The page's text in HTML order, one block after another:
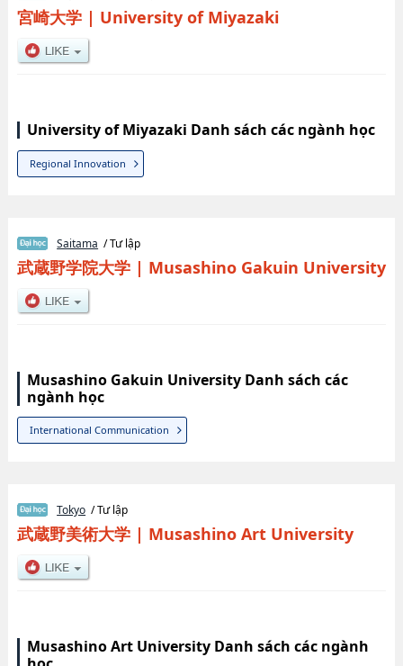
宮崎大学| University of Miyazaki
University of Miyazaki Danh sách các ngành học
Regional Innovation
Saitama / Tư lập
武蔵野学院大学| Musashino Gakuin University
Musashino Gakuin University Danh sách các
ngành học
International Communication
Tokyo / Tư lập
武蔵野美術大学| Musashino Art University
Musashino Art University Danh sách các ngành